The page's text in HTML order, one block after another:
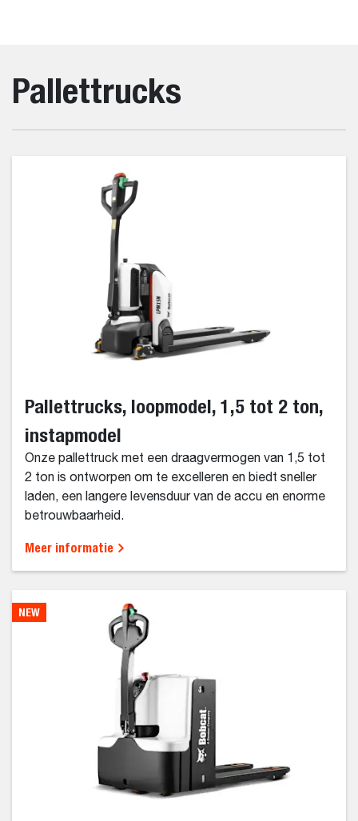
Pallettrucks
Pallettrucks, loopmodel, 1,5 tot 2 ton,
instapmodel
Onze pallettruck met een draagvermogen van 1,5 tot
2 ton is ontworpen om te excelleren en biedt sneller
laden, een langere levensduur van de accu en enorme
betrouwbaarheid.
Meer informatie
NEW